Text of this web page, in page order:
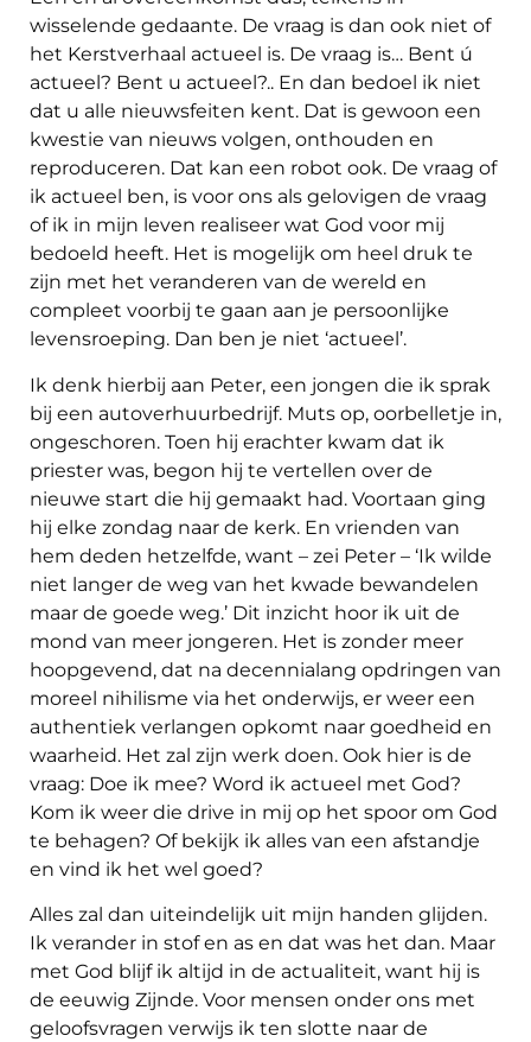
wisselende gedaante. De vraag is dan ook niet of
het Kerstverhaal actueel is. De vraag is… Bent ú
actueel? Bent u actueel?.. En dan bedoel ik niet
dat u alle nieuwsfeiten kent. Dat is gewoon een
kwestie van nieuws volgen, onthouden en
reproduceren. Dat kan een robot ook. De vraag of
ik actueel ben, is voor ons als gelovigen de vraag
of ik in mijn leven realiseer wat God voor mij
bedoeld heeft. Het is mogelijk om heel druk te
zijn met het veranderen van de wereld en
compleet voorbij te gaan aan je persoonlijke
levensroeping. Dan ben je niet ‘actueel’.
Ik denk hierbij aan Peter, een jongen die ik sprak
bij een autoverhuurbedrijf. Muts op, oorbelletje in,
ongeschoren. Toen hij erachter kwam dat ik
priester was, begon hij te vertellen over de
nieuwe start die hij gemaakt had. Voortaan ging
hij elke zondag naar de kerk. En vrienden van
hem deden hetzelfde, want – zei Peter – ‘Ik wilde
niet langer de weg van het kwade bewandelen
maar de goede weg.’ Dit inzicht hoor ik uit de
mond van meer jongeren. Het is zonder meer
hoopgevend, dat na decennialang opdringen van
moreel nihilisme via het onderwijs, er weer een
authentiek verlangen opkomt naar goedheid en
waarheid. Het zal zijn werk doen. Ook hier is de
vraag: Doe ik mee? Word ik actueel met God?
Kom ik weer die drive in mij op het spoor om God
te behagen? Of bekijk ik alles van een afstandje
en vind ik het wel goed?
Alles zal dan uiteindelijk uit mijn handen glijden.
Ik verander in stof en as en dat was het dan. Maar
met God blijf ik altijd in de actualiteit, want hij is
de eeuwig Zijnde. Voor mensen onder ons met
geloofsvragen verwijs ik ten slotte naar de